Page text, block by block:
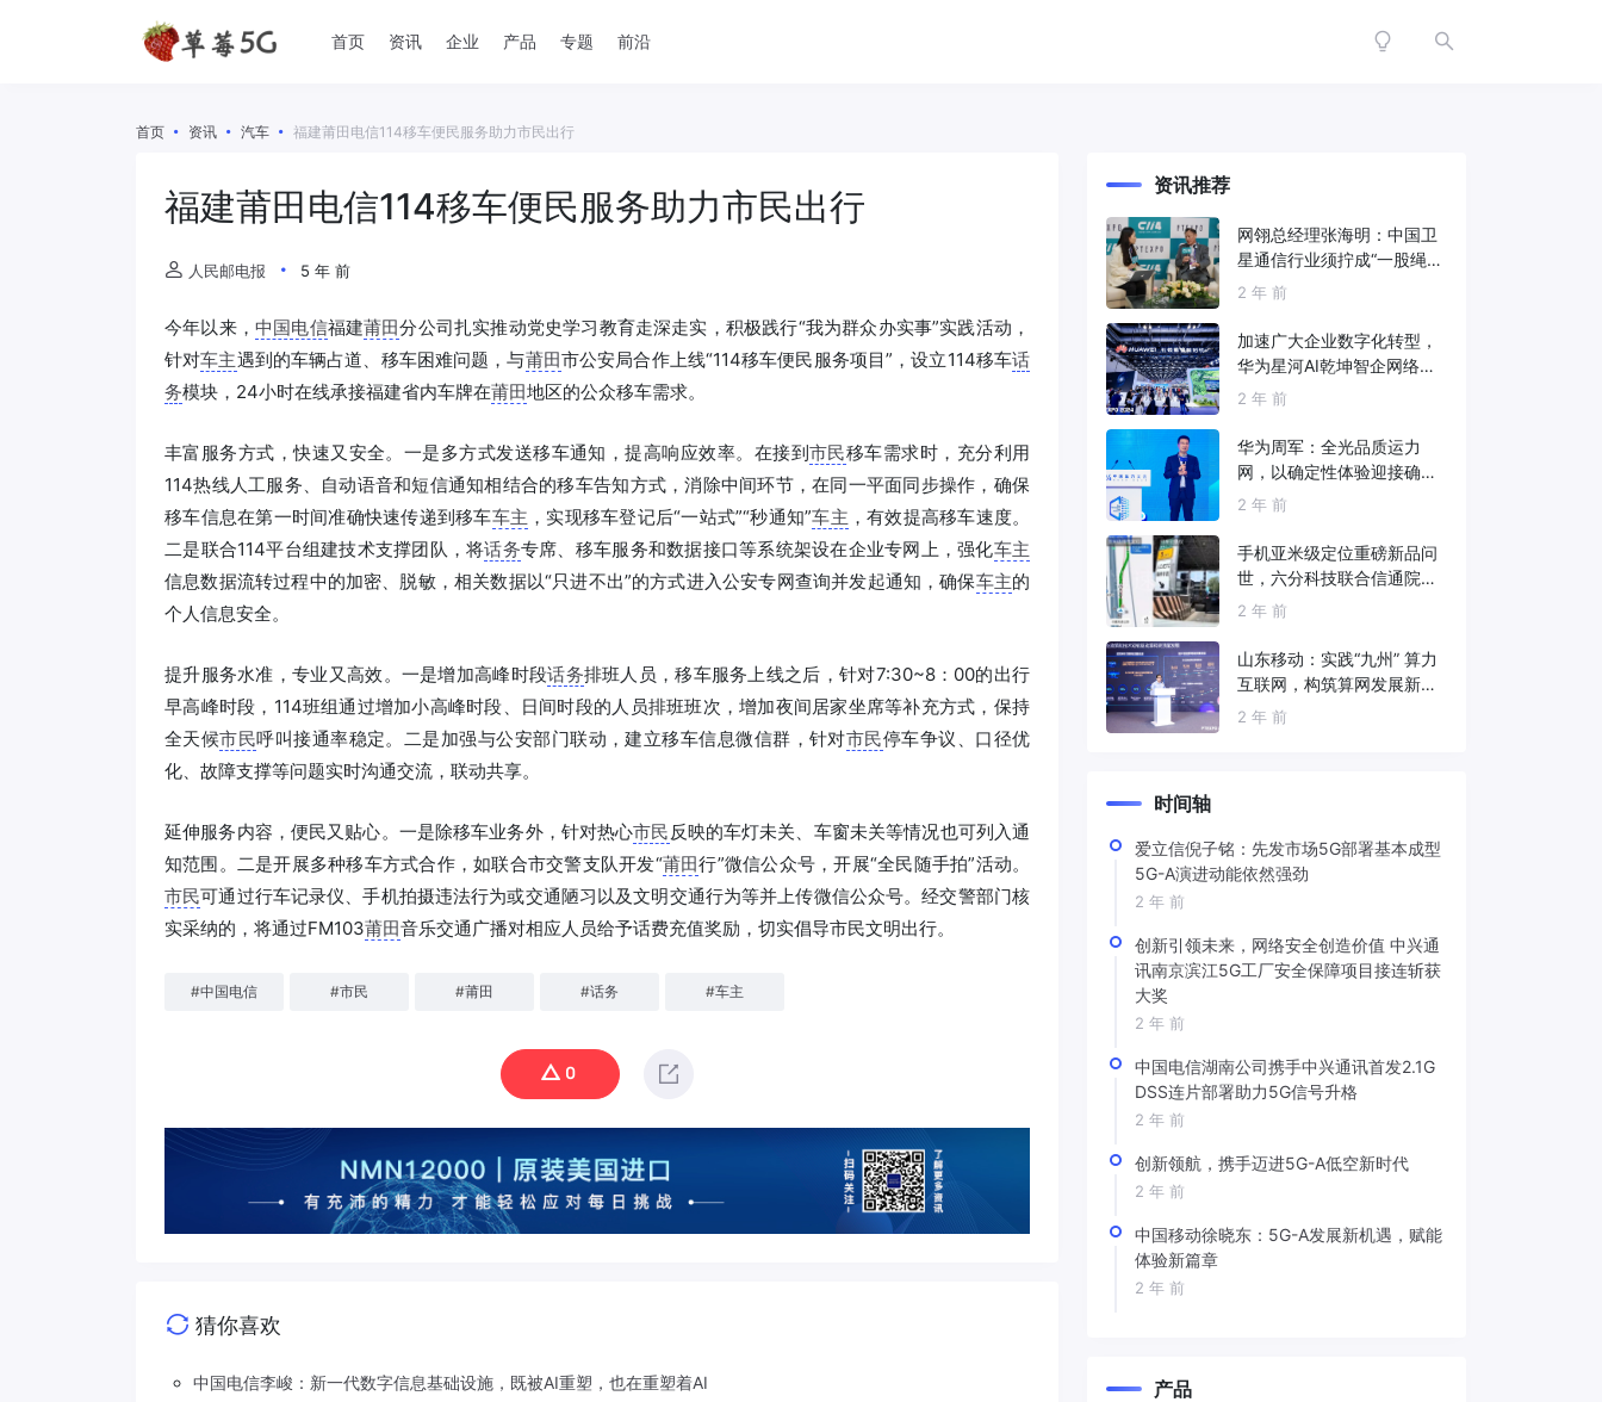
首页 资讯 企业 产品 专题 前沿
首页 资讯 汽车 福建莆田电信114移车便民服务助力市民出行
福建莆田电信114移车便民服务助力市民出行
人民邮电报 5 年 前
今年以来， 中国电信福建莆田分公司扎实推动党史学习教育走深走实，积极践行“我为群众办实事”实践活动，
针对车主遇到的车辆占道、移车困难问题，与莆田市公安局合作上线“114移车便民服务项目”，设立114移车话
务模块，24小时在线承接福建省内车牌在莆田地区的公众移车需求。
丰富服务方式，快速又安全。一是多方式发送移车通知，提高响应效率。在接到市民移车需求时，充分利用
114热线人工服务、自动语音和短信通知相结合的移车告知方式，消除中间环节，在同一平面同步操作，确保
移车信息在第一时间准确快速传递到移车车主 ，实现移车登记后“一站式”“秒通知”车主 ，有效提高移车速度。
二是联合114平台组建技术支撑团队，将话务专席、移车服务和数据接口等系统架设在企业专网上，强化车主
信息数据流转过程中的加密、脱敏，相关数据以“只进不出”的方式进入公安专网查询并发起通知，确保车主的
个人信息安全。
提升服务水准，专业又高效。一是增加高峰时段话务排班人员，移车服务上线之后，针对7:30~8：00的出行
早高峰时段，114班组通过增加小高峰时段、日间时段的人员排班班次，增加夜间居家坐席等补充方式，保持
全天候市民呼叫接通率稳定。二是加强与公安部门联动，建立移车信息微信群，针对市民停车争议、口径优
化、故障支撑等问题实时沟通交流，联动共享。
延伸服务内容，便民又贴心。一是除移车业务外，针对热心市民 反映的车灯未关、车窗未关等情况也可列入通
知范围。二是开展多种移车方式合作，如联合市交警支队开发“莆田行”微信公众号，开展“全民随手拍”活动。
市民可通过行车记录仪、手机拍摄违法行为或交通陋习以及文明交通行为等并上传微信公众号。经交警部门核
实采纳的，将通过FM103莆田音乐交通广播对相应人员给予话费充值奖励，切实倡导市民文明出行。
#中国电信 #市民 #莆田 #话务 #车主
0
猜你喜欢
中国电信李峻：新一代数字信息基础设施，既被AI重塑，也在重塑着AI
资讯推荐
网翎总经理张海明：中国卫
星通信行业须拧成“一股绳”
共同打造垂直产业链
2 年 前
加速广大企业数字化转型，
华为星河AI乾坤智企网络解
决方案亮相2024中国国际信
2 年 前
华为周军：全光品质运力
网，以确定性体验迎接确定
性的智能时代
2 年 前
手机亚米级定位重磅新品问
世，六分科技联合信通院发
布免费服务
2 年 前
山东移动：实践“九州” 算力
互联网，构筑算网发展新底
座
2 年 前
时间轴
爱立信倪子铭：先发市场5G部署基本成型
5G-A演进动能依然强劲
2 年 前
创新引领未来，网络安全创造价值 中兴通
讯南京滨江5G工厂安全保障项目接连斩获
大奖
2 年 前
中国电信湖南公司携手中兴通讯首发2.1G
DSS连片部署助力5G信号升格
2 年 前
创新领航，携手迈进5G-A低空新时代
2 年 前
中国移动徐晓东：5G-A发展新机遇，赋能
体验新篇章
2 年 前
产品